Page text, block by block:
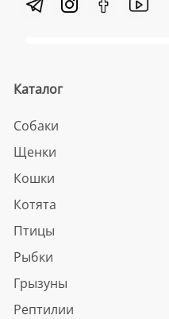
Каталог
Собаки
Щенки
Кошки
Котята
Птицы
Рыбки
Грызуны
Рептилии